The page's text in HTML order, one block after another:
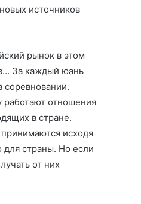
источников
рынок в этом
За каждый юань
соревновании.
работают отношения
в стране.
исходя
для страны. Но если
от них